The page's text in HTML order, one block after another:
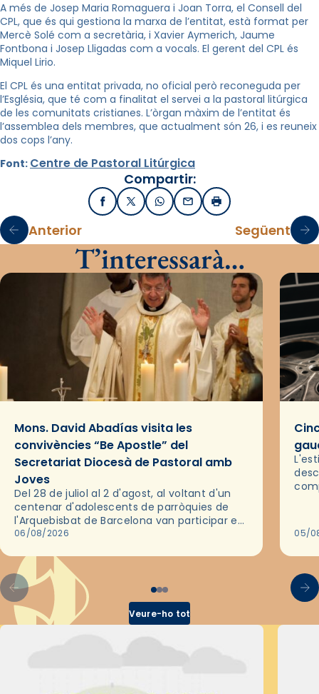
A més de Josep Maria Romaguera i Joan Torra, el Consell del
CPL, que és qui gestiona la marxa de l’entitat, està format per
Mercè Solé com a secretària, i Xavier Aymerich, Jaume
Fontbona i Josep Lligadas com a vocals. El gerent del CPL és
Miquel Lirio.
El CPL és una entitat privada, no oficial però reconeguda per
l’Església, que té com a finalitat el servei a la pastoral litúrgica
de les comunitats cristianes. L’òrgan màxim de l’entitat és
l’assemblea dels membres, que actualment són 26, i es reuneix
dos cops l’any.
Font: Centre de Pastoral Litúrgica
Compartir:
FacebookX / TwitterWhatsApp
EmailImprimir
Anterior Següent
T’interessarà…
Mons. David Abadías visita les
convivències “Be Apostle” del
Secretariat Diocesà de Pastoral amb
Joves
Del 28 de juliol al 2 d'agost, al voltant d'un
centenar d'adolescents de parròquies de
l'Arquebisbat de Barcelona van participar en
les convivències Be Apostle, organitzades
06/08/2026 05/
Veure-ho tot